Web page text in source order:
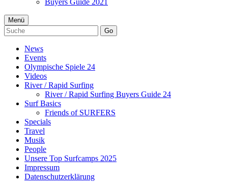
Buyers Guide 2021
Menü
Go
News
Events
Olympische Spiele 24
Videos
River / Rapid Surfing
River / Rapid Surfing Buyers Guide 24
Surf Basics
Friends of SURFERS
Specials
Travel
Musik
People
Unsere Top Surfcamps 2025
Impressum
Datenschutzerklärung